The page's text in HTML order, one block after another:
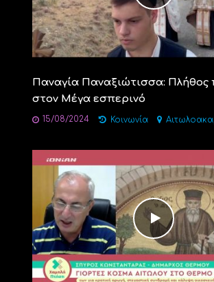
Παναγία Παναξιώτισσα: Πλήθος
στον Μέγα εσπερινό
15/08/2024 Κοινωνία